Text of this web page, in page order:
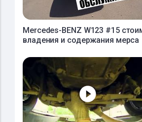
Mercedes-BENZ W123 #15
владения и содержания мерса